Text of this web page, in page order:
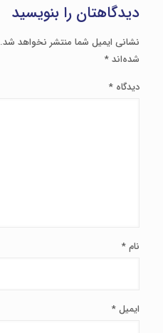
دیدگاهتان را بنویسید
نشانی ایمیل شما منتشر نخواهد شد.
شده‌اند*
دیدگاه *
نام*
ایمیل*